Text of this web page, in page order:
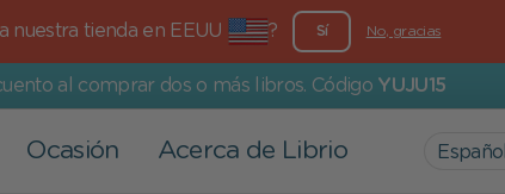
nuestra tienda en EEUU ? Sí No, gracias
al comprar dos o más libros. Código YUJU15
Ocasión Acerca de Librio Español